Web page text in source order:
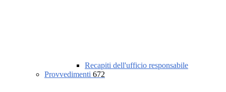
Recapiti dell'ufficio responsabile
Provvedimenti 672